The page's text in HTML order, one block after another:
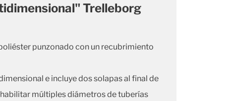
Trelleborg
punzonado con un recubrimiento
e incluye dos solapas al final de
múltiples diámetros de tuberías